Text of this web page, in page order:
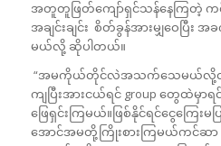
အတူတူဖြတ်ကျော်ရှင်သန်နေကြတဲ့ က
အချင်းချင်း စိတ်ခွန်အားမျှဝေပြီ
မယ်လို့ ဆိုပါတယ်။
“အမကိုယ်တိုင်လဲအသက်သေမယ်လို့တစ်
ကျပြီးအားငယ်ရင် group တွေထဲမှ
ဖြေရှင်းကြမယ်။ဖြစ်နိုင်ရင်ငွေကြ
အောင်အမတို့ကြိုးစားကြမယ်ကင်ဆ